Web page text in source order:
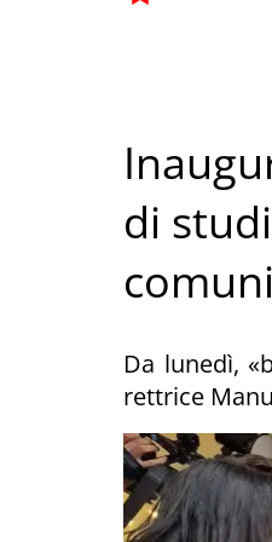
di
Da lunedì,
rettrice